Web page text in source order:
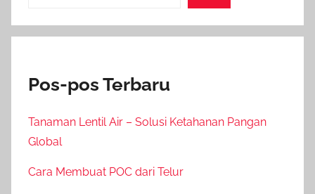
Pos-pos Terbaru
Tanaman Lentil Air – Solusi Ketahanan Pangan
Global
Cara Membuat POC dari Telur